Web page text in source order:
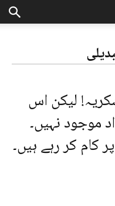
لیکن اس
موجود نہیں۔
کام کر رہے ہیں۔